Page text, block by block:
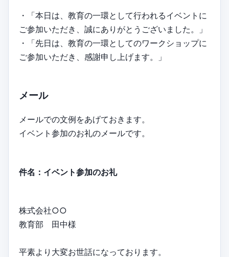
・「本日は、教育の一環として行われるイベントに
ご参加いただき、誠にありがとうございました。」
・「先日は、教育の一環としてのワークショップに
ご参加いただき、感謝申し上げます。」
メール
メールでの文例をあげておきます。
イベント参加のお礼のメールです。
件名：イベント参加のお礼
株式会社○○
教育部 田中様
平素より大変お世話になっております。